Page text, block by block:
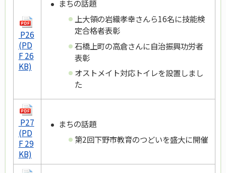
P26
(PD
F 26
KB)
まちの話題
上大領の岩織孝幸さんら16名に技能検
定合格者表彰
石橋上町の高倉さんに自治振興功労者
表彰
オストメイト対応トイレを設置しまし
た
P27
(PD
F 29
KB)
まちの話題
第2回下野市教育のつどいを盛大に開催